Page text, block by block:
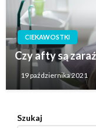
CIEKAWOSTKI
Czy afty są
19 października 2021
Szukaj